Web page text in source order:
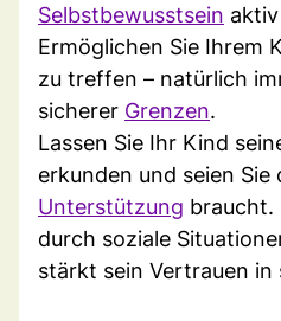
Selbstbewusstsein
Ermöglichen Sie Ihrem
zu treffen – natürlich
sicherer Grenzen.
Lassen Sie Ihr Kind
erkunden und seien Sie
Unterstützung braucht.
durch soziale
stärkt sein Vertrauen in